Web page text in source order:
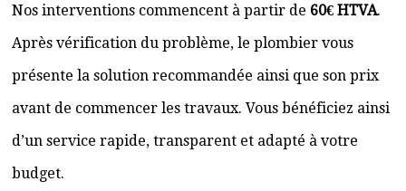
Nos interventions commencent à partir de 60€ HTVA.
Après vérification du problème, le plombier vous
présente la solution recommandée ainsi que son prix
avant de commencer les travaux. Vous bénéficiez ainsi
d’un service rapide, transparent et adapté à votre
budget.